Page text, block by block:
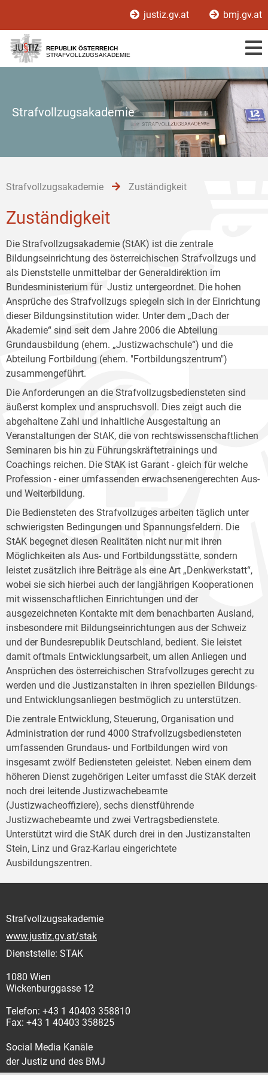
[1]
[2]
[3]
justiz.gv.at bmj.gv.at
REPUBLIK ÖSTERREICH
STRAFVOLLZUGSAKADEMIE
Strafvollzugsakademie
Strafvollzugsakademie Zuständigkeit
Zuständigkeit
Die Strafvollzugsakademie (StAK) ist die zentrale
Bildungseinrichtung des österreichischen Strafvollzugs und
als Dienststelle unmittelbar der Generaldirektion im
Bundesministerium für Justiz untergeordnet. Die hohen
Ansprüche des Strafvollzugs spiegeln sich in der Einrichtung
dieser Bildungsinstitution wider. Unter dem „Dach der
Akademie“ sind seit dem Jahre 2006 die Abteilung
Grundausbildung (ehem. „Justizwachschule“) und die
Abteilung Fortbildung (ehem. "Fortbildungszentrum")
zusammengeführt.
Die Anforderungen an die Strafvollzugsbediensteten sind
äußerst komplex und anspruchsvoll. Dies zeigt auch die
abgehaltene Zahl und inhaltliche Ausgestaltung an
Veranstaltungen der StAK, die von rechtswissenschaftlichen
Seminaren bis hin zu Führungskräftetrainings und
Coachings reichen. Die StAK ist Garant - gleich für welche
Profession - einer umfassenden erwachsenengerechten Aus-
und Weiterbildung.
Die Bediensteten des Strafvollzuges arbeiten täglich unter
schwierigsten Bedingungen und Spannungsfeldern. Die
StAK begegnet diesen Realitäten nicht nur mit ihren
Möglichkeiten als Aus- und Fortbildungsstätte, sondern
leistet zusätzlich ihre Beiträge als eine Art „Denkwerkstatt“,
wobei sie sich hierbei auch der langjährigen Kooperationen
mit wissenschaftlichen Einrichtungen und der
ausgezeichneten Kontakte mit dem benachbarten Ausland,
insbesondere mit Bildungseinrichtungen aus der Schweiz
und der Bundesrepublik Deutschland, bedient. Sie leistet
damit oftmals Entwicklungsarbeit, um allen Anliegen und
Ansprüchen des österreichischen Strafvollzuges gerecht zu
werden und die Justizanstalten in ihren speziellen Bildungs-
und Entwicklungsanliegen bestmöglich zu unterstützen.
Die zentrale Entwicklung, Steuerung, Organisation und
Administration der rund 4000 Strafvollzugsbediensteten
umfassenden Grundaus- und Fortbildungen wird von
insgesamt zwölf Bediensteten geleistet. Neben einem dem
höheren Dienst zugehörigen Leiter umfasst die StAK derzeit
noch drei leitende Justizwachebeamte
(Justizwacheoffiziere), sechs dienstführende
Justizwachebeamte und zwei Vertragsbedienstete.
Unterstützt wird die StAK durch drei in den Justizanstalten
Stein, Linz und Graz-Karlau eingerichtete
Ausbildungszentren.
Strafvollzugsakademie
www.justiz.gv.at/stak
Dienststelle: STAK
1080 Wien
Wickenburggasse 12
Telefon: +43 1 40403 358810
Fax: +43 1 40403 358825
Social Media Kanäle
der Justiz und des BMJ